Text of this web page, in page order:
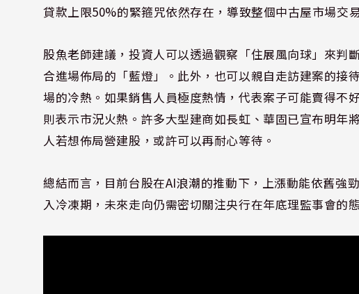
貸款上限50%的緊箍咒依然存在，導致整個中古屋市場交
股魚老師建議，投資人可以透過觀察「住展風向球」來判
合進場佈局的「藍燈」。此外，也可以親自走訪建案的接
場的冷熱。如果銷售人員極度熱情，代表案子可能賣得不
則表示市況火熱。許多大型建商如長虹、華固已宣布明年
人若想佈局營建股，或許可以再耐心等待。
總結而言，目前台股在AI浪潮的推動下，上漲動能依舊強
入冷凍期，未來走向仍需密切關注央行在年底理監事會的